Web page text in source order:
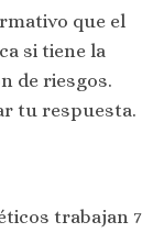
que el
si tiene la
de riesgos.
tu respuesta.
trabajan 7